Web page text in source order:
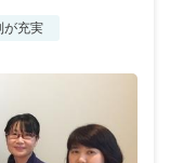
が充実